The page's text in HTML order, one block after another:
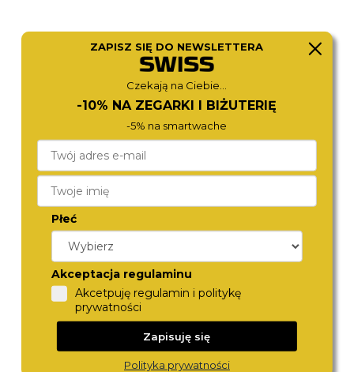
SMGMG-S06
450,-
11022-334
490,-
BERING
490,-
TORII
490,-
ZAPISZ SIĘ DO NEWSLETTERA
Czekają na Ciebie...
-10% NA ZEGARKI I BIŻUTERIĘ
-5% na smartwache
Płeć
Akceptacja regulaminu
Akcetpuję regulamin i politykę
prywatności
Zapisuję się
Polityka prywatności